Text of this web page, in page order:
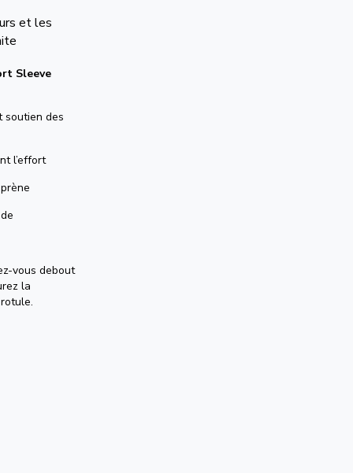
et les
Sleeve
soutien des
l’effort
vous debout
la